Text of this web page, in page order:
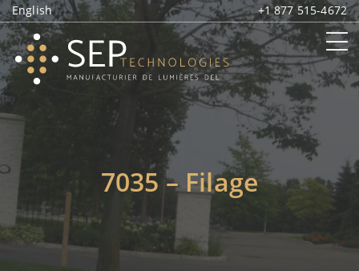
English +1 877 515-4672
7035 – Filage